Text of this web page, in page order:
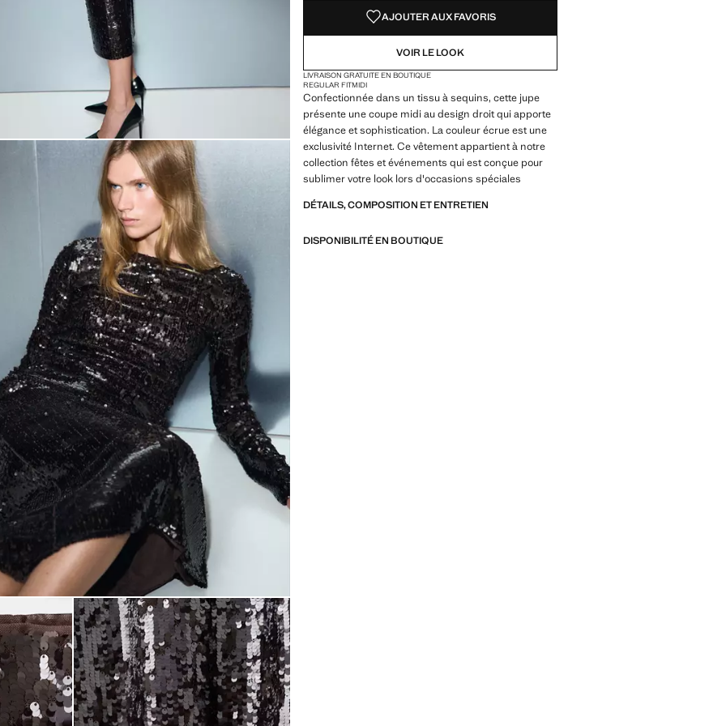
AJOUTER AUX FAVORIS
VOIR LE LOOK
LIVRAISON GRATUITE EN BOUTIQUE
REGULAR FITMIDI
Confectionnée dans un tissu à sequins, cette jupe
présente une coupe midi au design droit qui apporte
élégance et sophistication. La couleur écrue est une
exclusivité Internet. Ce vêtement appartient à notre
collection fêtes et événements qui est conçue pour
sublimer votre look lors d'occasions spéciales
DÉTAILS, COMPOSITION ET ENTRETIEN
DISPONIBILITÉ EN BOUTIQUE